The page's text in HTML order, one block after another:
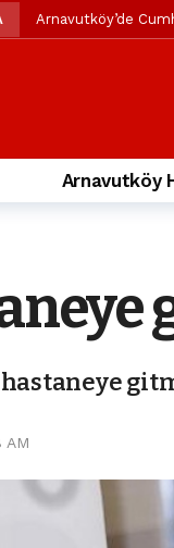
Arnavutköy’de
Özgür Özel’den
Arnavutköy’ün
Arnavutköy
Arnavutköy
İstanbul
Arnavutkoy
Arnavutköy
AM